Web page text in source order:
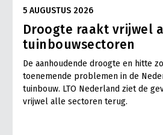
5 AUGUSTUS 2026
Droogte raakt vrijwel
tuinbouwsectoren
De aanhoudende droogte en hitte
toenemende problemen in de
tuinbouw. LTO Nederland ziet de
vrijwel alle sectoren terug.